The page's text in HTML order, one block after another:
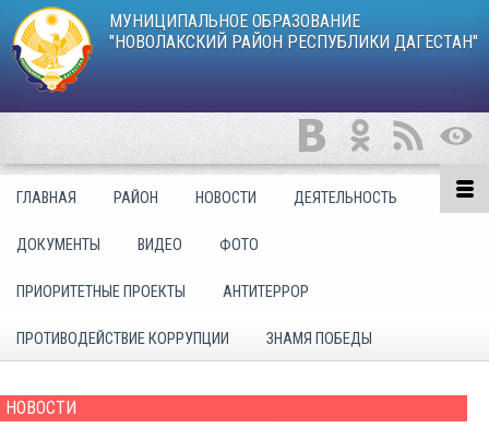
МУНИЦИПАЛЬНОЕ ОБРАЗОВАНИЕ
"НОВОЛАКСКИЙ РАЙОН РЕСПУБЛИКИ ДАГЕСТАН"
ГЛАВНАЯ РАЙОН НОВОСТИ ДЕЯТЕЛЬНОСТЬ
ДОКУМЕНТЫ ВИДЕО ФОТО
ПРИОРИТЕТНЫЕ ПРОЕКТЫ АНТИТЕРРОР
ПРОТИВОДЕЙСТВИЕ КОРРУПЦИИ ЗНАМЯ ПОБЕДЫ
НОВОСТИ